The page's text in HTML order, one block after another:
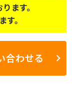
ます。
。
合わせる